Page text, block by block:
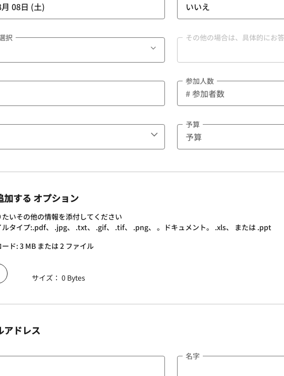
択 その他の場合は、具体的にお
参加人数
予算
する オプション
いその他の情報を添付してください
ルタイプ:.pdf、 .jpg、 .txt、 .gif、 .tif、 .png、 。ドキュメント。 .xls、 または .ppt
ド: 3 MB または 2 ファイル
サイズ： 0 Bytes
アドレス
名字